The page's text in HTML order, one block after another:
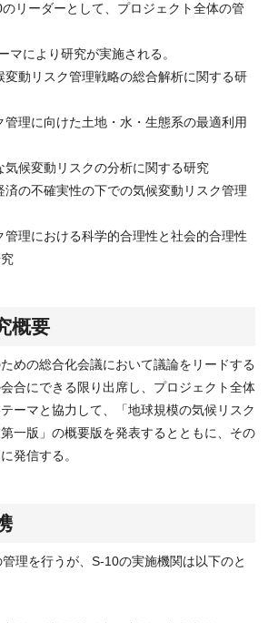
リーダーとして、プロジェクト全体の管
マにより研究が実施される。
動リスク管理戦略の総合解析に関する研
理に向けた土地・水・生態系の最適利用
候変動リスクの分析に関する研究
の不確実性の下での気候変動リスク管理
理における科学的合理性と社会的合理性
概要
めの総合化会議において議論をリードする
合にできる限り出席し、プロジェクト全体
ーマと協力して、「地球規模の気候リスク
一版」の概要版を発表するとともに、その
発信する。
理を行うが、S-10の実施機関は以下のと